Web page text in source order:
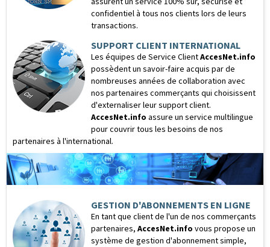
confidentiel à tous nos clients lors de leurs
transactions.
SUPPORT CLIENT INTERNATIONAL
Les équipes de Service ClientAccesNet.info
possèdent un savoir-faire acquis par de
nombreuses années de collaboration avec
nos partenaires commerçants qui choisissent
d'externaliser leur support client.
AccesNet.info assure un service multilingue
pour couvrir tous les besoins de nos
partenaires à l'international.
GESTION D'ABONNEMENTS EN LIGNE
En tant que client de l'un de nos commerçants
partenaires, AccesNet.info vous propose un
système de gestion d'abonnement simple,